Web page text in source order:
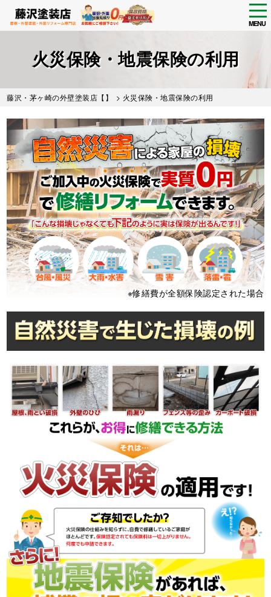
MENU
火災保険・地震保険の利用
藤沢・茅ヶ崎の外壁塗装店【】 > 火災保険・地震保険の利用
※修繕費が全額保険認定された場合